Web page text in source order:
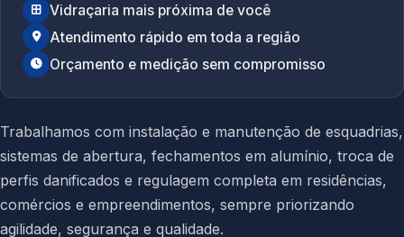
Vidraçaria mais próxima de você
Atendimento rápido em toda a região
Orçamento e medição sem compromisso
Trabalhamos com instalação e manutenção de esquadrias,
sistemas de abertura, fechamentos em alumínio, troca de
perfis danificados e regulagem completa em residências,
comércios e empreendimentos, sempre priorizando
agilidade, segurança e qualidade.